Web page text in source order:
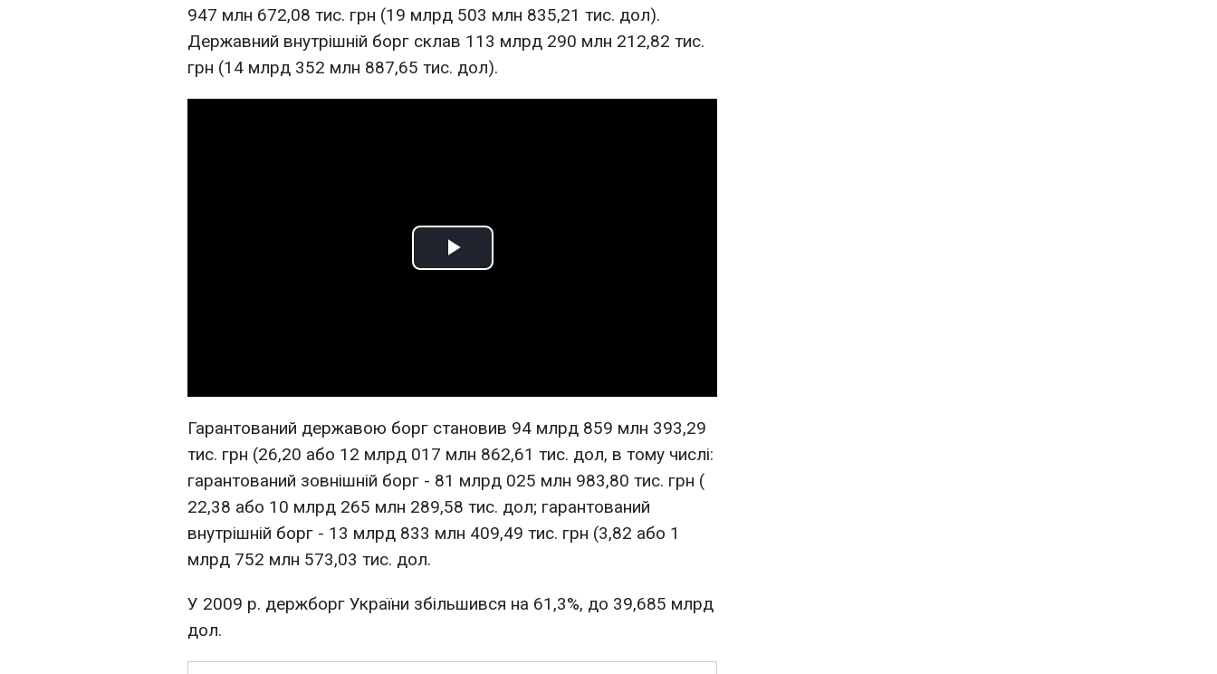
947 млн 672,08 тис. грн (19 млрд 503 млн 835,21 тис. дол).
Державний внутрішній борг склав 113 млрд 290 млн 212,82 тис.
грн (14 млрд 352 млн 887,65 тис. дол).
Play
Гарантований державою борг становив 94 млрд 859 млн 393,29
тис. грн (26,20 або 12 млрд 017 млн 862,61 тис. дол, в тому числі:
гарантований зовнішній борг - 81 млрд 025 млн 983,80 тис. грн (
22,38 або 10 млрд 265 млн 289,58 тис. дол; гарантований
внутрішній борг - 13 млрд 833 млн 409,49 тис. грн (3,82 або 1
млрд 752 млн 573,03 тис. дол.
У 2009 р. держборг України збільшився на 61,3%, до 39,685 млрд
дол.